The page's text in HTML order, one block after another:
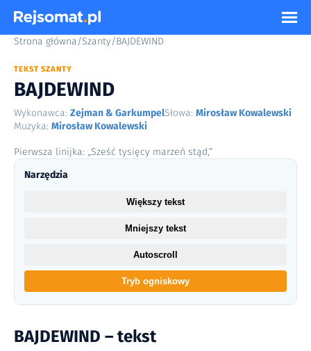
Strona główna/Szanty/BAJDEWIND
TEKST SZANTY
BAJDEWIND
Wykonawca: Zejman & GarkumpelSłowa: Mirosław Kowalewski
Muzyka: Mirosław Kowalewski
Pierwsza linijka: „Sześć tysięcy marzeń stąd,”
BAJDEWIND – tekst
Narzędzia
Większy tekst
Mniejszy tekst
Autoscroll
Tryb ogniskowy